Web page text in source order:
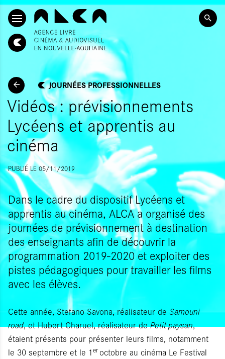
SKIP TO CONTENT
JOURNÉES PROFESSIONNELLES
Vidéos : prévisionnements
Lycéens et apprentis au
cinéma
PUBLIÉ LE 05/11/2019
Dans le cadre du dispositif Lycéens et
apprentis au cinéma, ALCA a organisé des
journées de prévisionnement à destination
des enseignants afin de découvrir la
programmation 2019-2020 et exploiter des
pistes pédagogiques pour travailler les films
avec les élèves.
Cette année, Stefano Savona, réalisateur de Samouni
road, et Hubert Charuel, réalisateur dePetit paysan,
étaient présents pour présenter leurs films, notamment
le 30 septembre et le 1eroctobre au cinéma Le Festival